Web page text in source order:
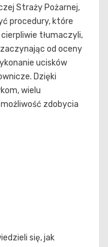
Straży Pożarnej,
procedury, które
tłumaczyli,
zaczynając od oceny
ucisków
Dzięki
wielu
zdobycia
się, jak